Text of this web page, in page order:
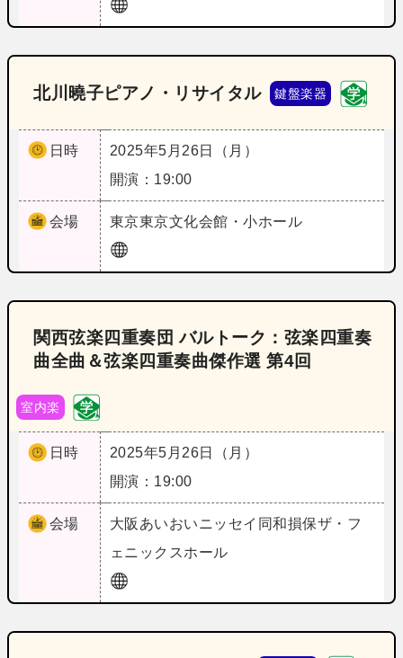
北川曉子ピアノ・リサイタル 鍵盤楽器
日時
2025年5月26日（月）
開演：19:00
会場 東京東京文化会館・小ホール
関西弦楽四重奏団 バルトーク：弦楽四重奏
曲全曲＆弦楽四重奏曲傑作選 第4回
室内楽
日時
2025年5月26日（月）
開演：19:00
会場 大阪 あいおいニッセイ同和損保ザ・フ
ェニックスホール